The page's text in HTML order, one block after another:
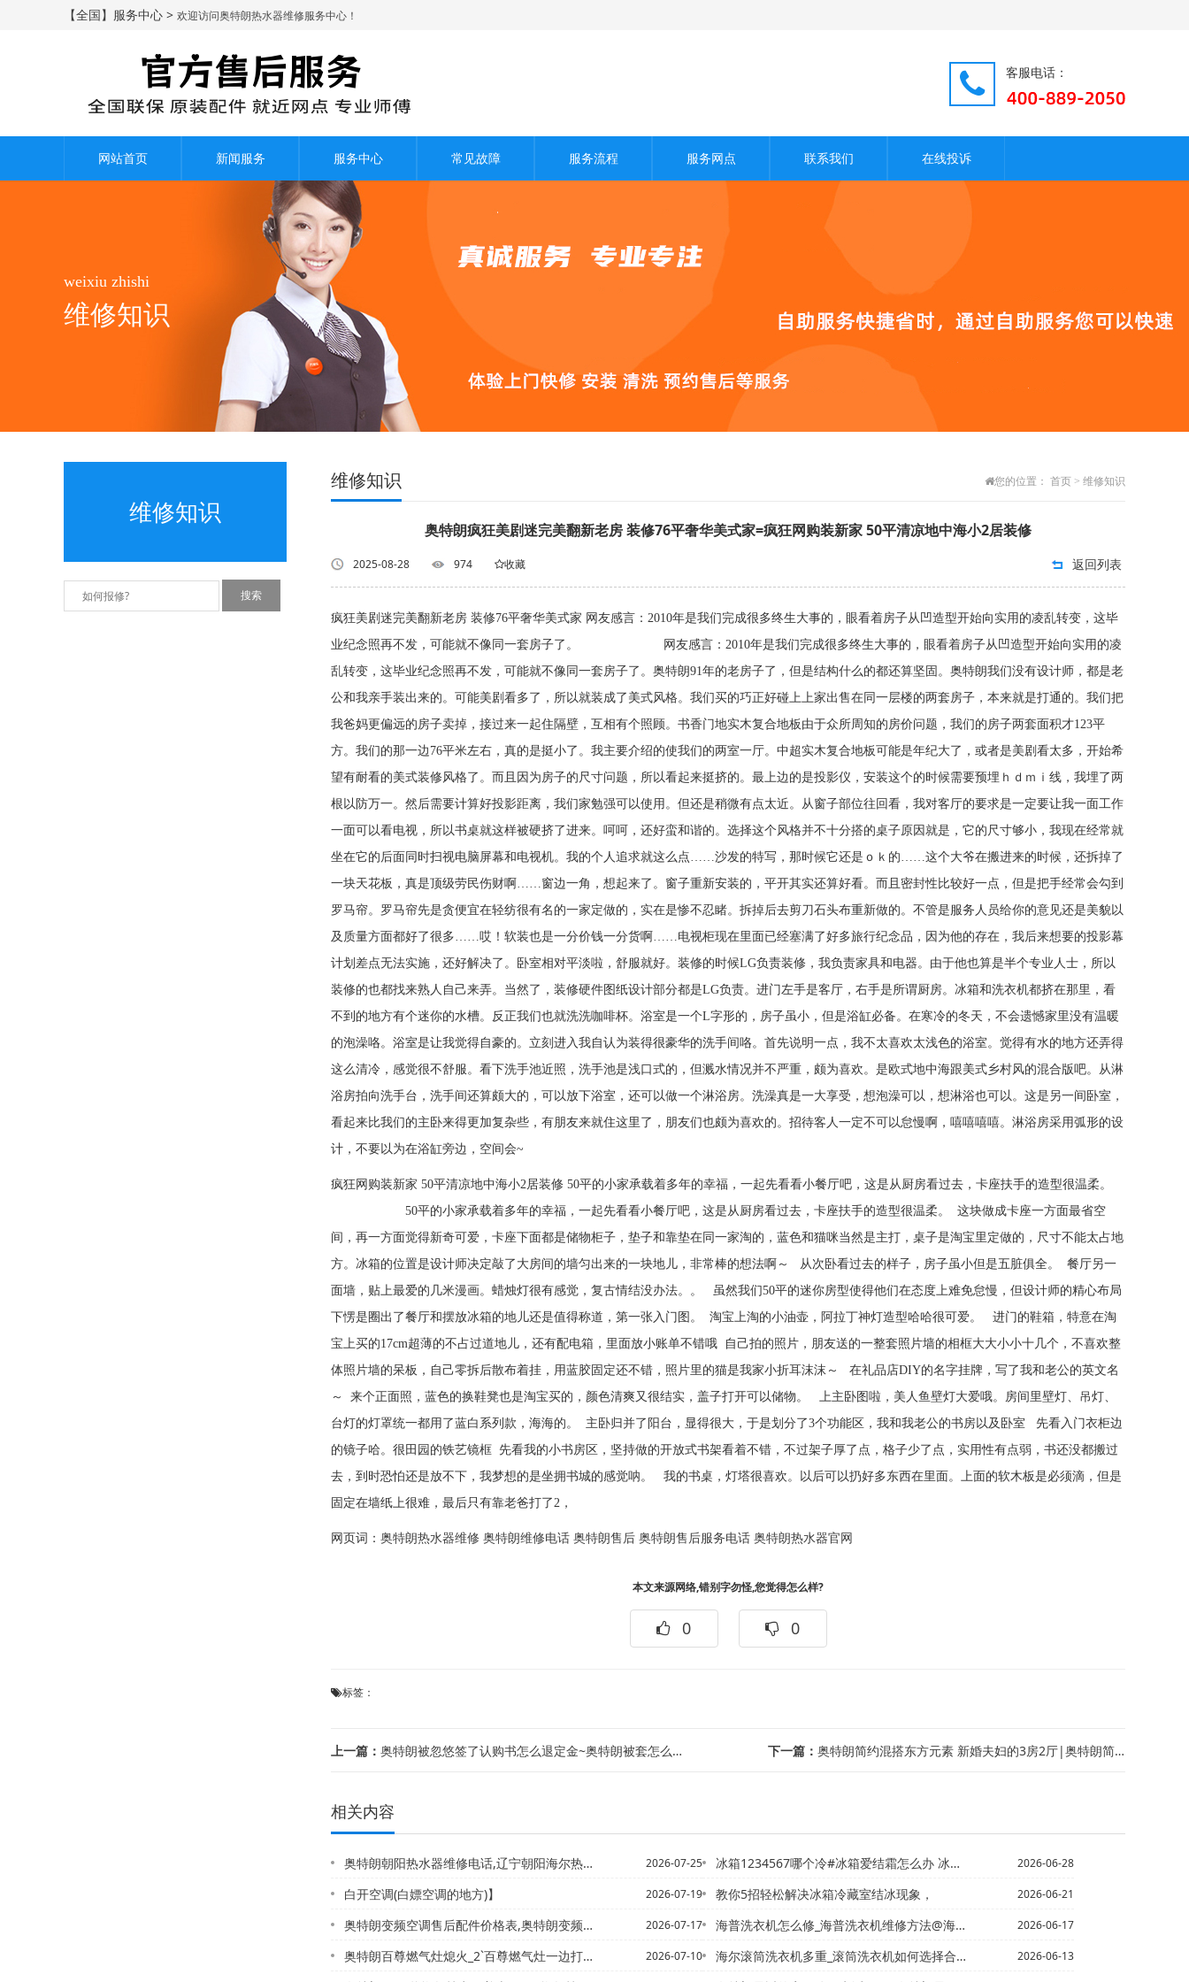
【全国】服务中心 > 欢迎访问奥特朗热水器维修服务中心！
客服电话：
网站首页 新闻服务 服务中心 常见故障 服务流程 服务网点 联系我们 在线投诉
weixiu zhishi
维修知识
维修知识
维修知识 您的位置： 首页 > 维修知识
奥特朗疯狂美剧迷完美翻新老房 装修76平奢华美式家=疯狂网购装新家 50平清凉地中海小2居装修
2025-08-28 974 收藏 返回列表
疯狂美剧迷完美翻新老房 装修76平奢华美式家 网友感言：2010年是我们完成很多终生大事的，眼看着房子从凹造型开始向实用的凌乱转变，这毕
业纪念照再不发，可能就不像同一套房子了。 网友感言：2010年是我们完成很多终生大事的，眼看着房子从凹造型开始向实用的凌
乱转变，这毕业纪念照再不发，可能就不像同一套房子了。奥特朗91年的老房子了，但是结构什么的都还算坚固。奥特朗我们没有设计师，都是老
公和我亲手装出来的。可能美剧看多了，所以就装成了美式风格。我们买的巧正好碰上上家出售在同一层楼的两套房子，本来就是打通的。我们把
我爸妈更偏远的房子卖掉，接过来一起住隔壁，互相有个照顾。书香门地实木复合地板由于众所周知的房价问题，我们的房子两套面积才123平
方。我们的那一边76平米左右，真的是挺小了。我主要介绍的使我们的两室一厅。中超实木复合地板可能是年纪大了，或者是美剧看太多，开始希
望有耐看的美式装修风格了。而且因为房子的尺寸问题，所以看起来挺挤的。最上边的是投影仪，安装这个的时候需要预埋ｈｄｍｉ线，我埋了两
根以防万一。然后需要计算好投影距离，我们家勉强可以使用。但还是稍微有点太近。从窗子部位往回看，我对客厅的要求是一定要让我一面工作
一面可以看电视，所以书桌就这样被硬挤了进来。呵呵，还好蛮和谐的。选择这个风格并不十分搭的桌子原因就是，它的尺寸够小，我现在经常就
坐在它的后面同时扫视电脑屏幕和电视机。我的个人追求就这么点……沙发的特写，那时候它还是ｏｋ的……这个大爷在搬进来的时候，还拆掉了
一块天花板，真是顶级劳民伤财啊……窗边一角，想起来了。窗子重新安装的，平开其实还算好看。而且密封性比较好一点，但是把手经常会勾到
罗马帘。罗马帘先是贪便宜在轻纺很有名的一家定做的，实在是惨不忍睹。拆掉后去剪刀石头布重新做的。不管是服务人员给你的意见还是美貌以
及质量方面都好了很多……哎！软装也是一分价钱一分货啊……电视柜现在里面已经塞满了好多旅行纪念品，因为他的存在，我后来想要的投影幕
计划差点无法实施，还好解决了。卧室相对平淡啦，舒服就好。装修的时候LG负责装修，我负责家具和电器。由于他也算是半个专业人士，所以
装修的也都找来熟人自己来弄。当然了，装修硬件图纸设计部分都是LG负责。进门左手是客厅，右手是所谓厨房。冰箱和洗衣机都挤在那里，看
不到的地方有个迷你的水槽。反正我们也就洗洗咖啡杯。浴室是一个L字形的，房子虽小，但是浴缸必备。在寒冷的冬天，不会遗憾家里没有温暖
的泡澡咯。浴室是让我觉得自豪的。立刻进入我自认为装得很豪华的洗手间咯。首先说明一点，我不太喜欢太浅色的浴室。觉得有水的地方还弄得
这么清冷，感觉很不舒服。看下洗手池近照，洗手池是浅口式的，但溅水情况并不严重，颇为喜欢。是欧式地中海跟美式乡村风的混合版吧。从淋
浴房拍向洗手台，洗手间还算颇大的，可以放下浴室，还可以做一个淋浴房。洗澡真是一大享受，想泡澡可以，想淋浴也可以。这是另一间卧室，
看起来比我们的主卧来得更加复杂些，有朋友来就住这里了，朋友们也颇为喜欢的。招待客人一定不可以怠慢啊，嘻嘻嘻嘻。淋浴房采用弧形的设
计，不要以为在浴缸旁边，空间会~
疯狂网购装新家 50平清凉地中海小2居装修 50平的小家承载着多年的幸福，一起先看看小餐厅吧，这是从厨房看过去，卡座扶手的造型很温柔。
50平的小家承载着多年的幸福，一起先看看小餐厅吧，这是从厨房看过去，卡座扶手的造型很温柔。 这块做成卡座一方面最省空
间，再一方面觉得新奇可爱，卡座下面都是储物柜子，垫子和靠垫在同一家淘的，蓝色和猫咪当然是主打，桌子是淘宝里定做的，尺寸不能太占地
方。冰箱的位置是设计师决定敲了大房间的墙匀出来的一块地儿，非常棒的想法啊～ 从次卧看过去的样子，房子虽小但是五脏俱全。 餐厅另一
面墙，贴上最爱的几米漫画。蜡烛灯很有感觉，复古情结没办法。。 虽然我们50平的迷你房型使得他们在态度上难免怠慢，但设计师的精心布局
下愣是圈出了餐厅和摆放冰箱的地儿还是值得称道，第一张入门图。 淘宝上淘的小油壶，阿拉丁神灯造型哈哈很可爱。 进门的鞋箱，特意在淘
宝上买的17cm超薄的不占过道地儿，还有配电箱，里面放小账单不错哦 自己拍的照片，朋友送的一整套照片墙的相框大大小小十几个，不喜欢整
体照片墙的呆板，自己零拆后散布着挂，用蓝胶固定还不错，照片里的猫是我家小折耳沫沫～ 在礼品店DIY的名字挂牌，写了我和老公的英文名
～ 来个正面照，蓝色的换鞋凳也是淘宝买的，颜色清爽又很结实，盖子打开可以储物。 上主卧图啦，美人鱼壁灯大爱哦。房间里壁灯、吊灯、
台灯的灯罩统一都用了蓝白系列款，海海的。 主卧归并了阳台，显得很大，于是划分了3个功能区，我和我老公的书房以及卧室 先看入门衣柜边
的镜子哈。很田园的铁艺镜框 先看我的小书房区，坚持做的开放式书架看着不错，不过架子厚了点，格子少了点，实用性有点弱，书还没都搬过
去，到时恐怕还是放不下，我梦想的是坐拥书城的感觉呐。 我的书桌，灯塔很喜欢。以后可以扔好多东西在里面。上面的软木板是必须滴，但是
固定在墙纸上很难，最后只有靠老爸打了2，
网页词： 奥特朗热水器维修 奥特朗维修电话 奥特朗售后 奥特朗售后服务电话 奥特朗热水器官网
本文来源网络,错别字勿怪,您觉得怎么样?
0 0
标签：
上一篇： 奥特朗被忽悠签了认购书怎么退定金~奥特朗被套怎么套又快又好 下一篇： 奥特朗简约混搭东方元素 新婚夫妇的3房2厅|奥特朗简约混搭新古典风 14万装90...
相关内容
奥特朗朝阳热水器维修电话,辽宁朝阳海尔热水器售后电话）奥特朗朝阳威能热水器维修电... 2026-07-25
白开空调(白嫖空调的地方)】 2026-07-19
奥特朗变频空调售后配件价格表,奥特朗变频空调售后配件价格表图片新版 2026-07-17
奥特朗百尊燃气灶熄火_2`百尊燃气灶一边打不着火了 2026-07-10
冰箱1234567哪个冷#冰箱爱结霜怎么办 冰箱爱结霜该怎么处理 2026-06-28
教你5招轻松解决冰箱冷藏室结冰现象， 2026-06-21
海普洗衣机怎么修_海普洗衣机维修方法@海悟空调故障代码 2026-06-17
海尔滚筒洗衣机多重_滚筒洗衣机如何选择合适的重量\ 2026-06-13